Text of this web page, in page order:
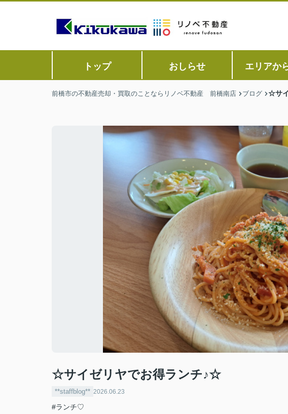
トップ おしらせ エリアか
前橋市の不動産売却・買取のことならリノベ不動産 前橋南店 ブログ ☆サ
☆サイゼリヤでお得ランチ♪☆
**staffblog** 2026.06.23
#ランチ♡